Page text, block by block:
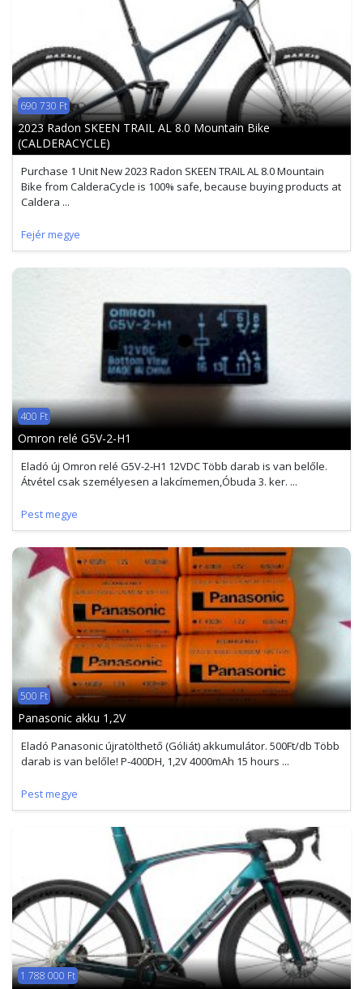
690 730 Ft
2023 Radon SKEEN TRAIL AL 8.0 Mountain Bike
(CALDERACYCLE)
Purchase 1 Unit New 2023 Radon SKEEN TRAIL AL 8.0 Mountain
Bike from CalderaCycle is 100% safe, because buying products at
Caldera ...
Fejér megye
400 Ft
Omron relé G5V-2-H1
Eladó új Omron relé G5V-2-H1 12VDC Több darab is van belőle.
Átvétel csak személyesen a lakcímemen,Óbuda 3. ker. ...
Pest megye
500 Ft
Panasonic akku 1,2V
Eladó Panasonic újratölthető (Góliát) akkumulátor. 500Ft/db Több
darab is van belőle! P-400DH, 1,2V 4000mAh 15 hours ...
Pest megye
1 788 000 Ft